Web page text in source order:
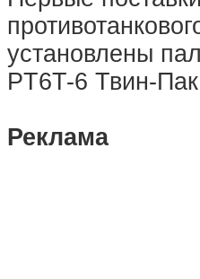
установлены
PT6T-6 Твин-
Реклама